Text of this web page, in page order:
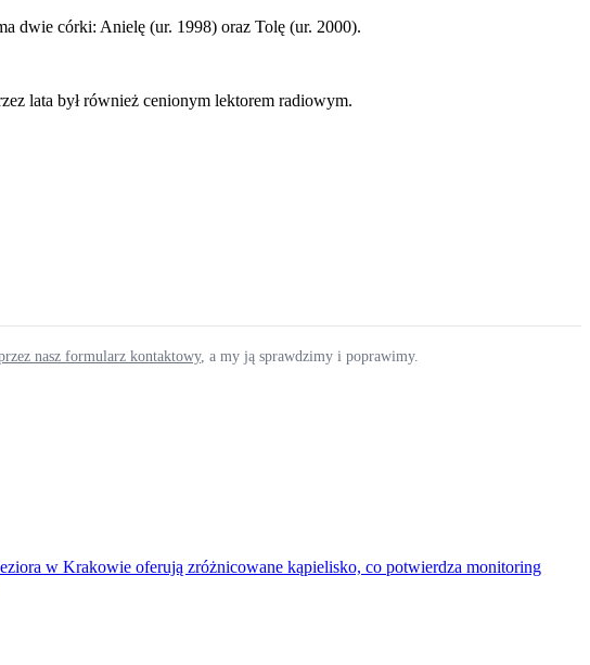
dwie córki: Anielę (ur. 1998) oraz Tolę (ur. 2000).
lata był również cenionym lektorem radiowym.
nasz formularz kontaktowy, a my ją sprawdzimy i poprawimy.
w Krakowie oferują zróżnicowane kąpielisko, co potwierdza monitoring